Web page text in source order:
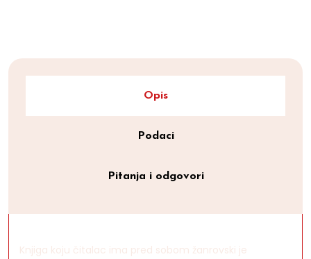
Opis
Podaci
Pitanja i odgovori
Knjiga koju čitalac ima pred sobom žanrovski je